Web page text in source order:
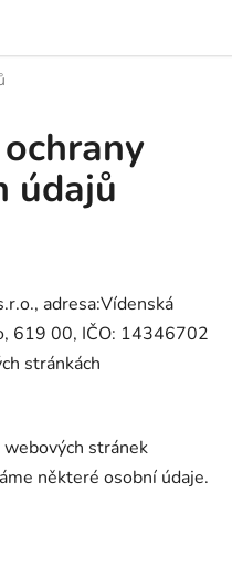
údajů
adresa:Vídenská
619 00, IČO: 14346702
stránkách
webových stránek
některé osobní údaje.